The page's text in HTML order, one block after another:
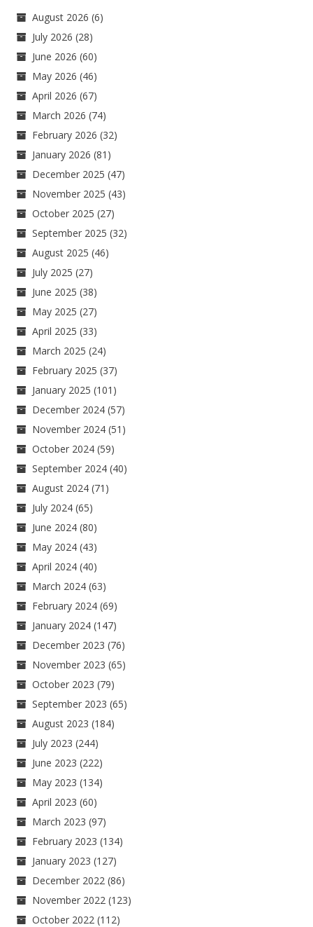
August 2026 (6)
July 2026 (28)
June 2026 (60)
May 2026 (46)
April 2026 (67)
March 2026 (74)
February 2026 (32)
January 2026 (81)
December 2025 (47)
November 2025 (43)
October 2025 (27)
September 2025 (32)
August 2025 (46)
July 2025 (27)
June 2025 (38)
May 2025 (27)
April 2025 (33)
March 2025 (24)
February 2025 (37)
January 2025 (101)
December 2024 (57)
November 2024 (51)
October 2024 (59)
September 2024 (40)
August 2024 (71)
July 2024 (65)
June 2024 (80)
May 2024 (43)
April 2024 (40)
March 2024 (63)
February 2024 (69)
January 2024 (147)
December 2023 (76)
November 2023 (65)
October 2023 (79)
September 2023 (65)
August 2023 (184)
July 2023 (244)
June 2023 (222)
May 2023 (134)
April 2023 (60)
March 2023 (97)
February 2023 (134)
January 2023 (127)
December 2022 (86)
November 2022 (123)
October 2022 (112)